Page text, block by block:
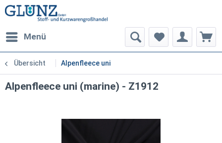
Menü
Übersicht Alpenfleece uni
Alpenfleece uni (marine) - Z1912